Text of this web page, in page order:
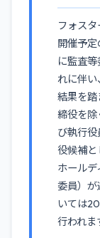
フォス
開催予
に監査
れに伴
結果を踏
締役を除
び執行
役候補と
ホール
委員）が
いては
行われま